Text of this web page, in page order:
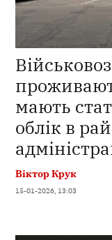
мають
облік в
Віктор Крук
15-01-2026, 13:03